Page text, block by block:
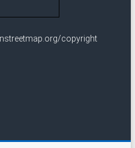
copyright